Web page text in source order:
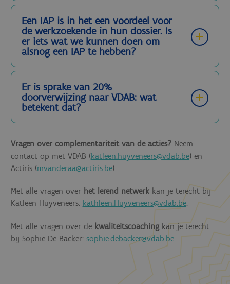
Een IAP is in het een voordeel voor
de werkzoekende in hun dossier. Is
er iets wat we kunnen doen om
alsnog een IAP te hebben?
Er is sprake van 20%
doorverwijzing naar VDAB: wat
betekent dat?
Vragen over complementariteit van de acties?Neem
contact op met VDAB (katleen.huyveneers@vdab.be) en
Actiris (mvanderaa@actiris.be).
Met alle vragen over het lerend netwerkkan je terecht bij
Katleen Huyveneers: kathleen.Huyveneers@vdab.be.
Met alle vragen over de kwaliteitscoachingkan je terecht
bij Sophie De Backer: sophie.debacker@vdab.be.